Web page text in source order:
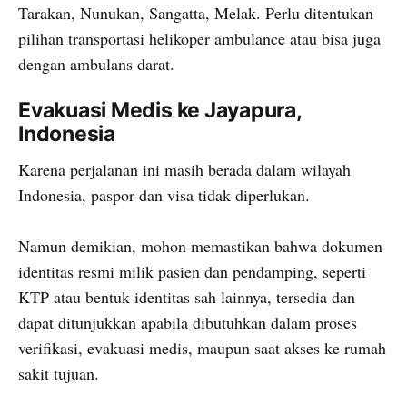
Tarakan, Nunukan, Sangatta, Melak. Perlu ditentukan
pilihan transportasi helikoper ambulance atau bisa juga
dengan ambulans darat.
Evakuasi Medis ke Jayapura,
Indonesia
Karena perjalanan ini masih berada dalam wilayah
Indonesia, paspor dan visa tidak diperlukan.
Namun demikian, mohon memastikan bahwa dokumen
identitas resmi milik pasien dan pendamping, seperti
KTP atau bentuk identitas sah lainnya, tersedia dan
dapat ditunjukkan apabila dibutuhkan dalam proses
verifikasi, evakuasi medis, maupun saat akses ke rumah
sakit tujuan.